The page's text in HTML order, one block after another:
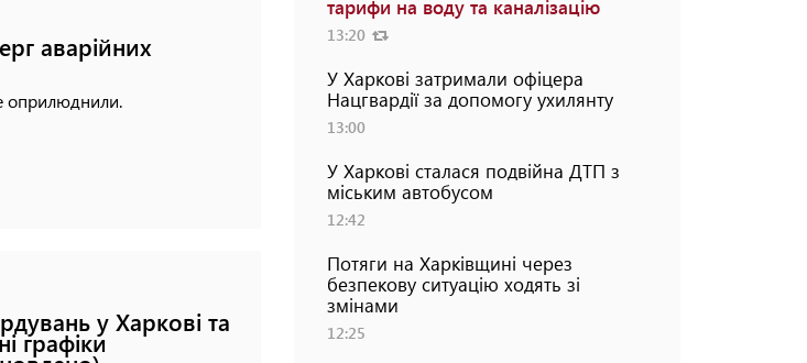
аварійних
оприлюднили.
у Харкові та
графіки
тарифи на воду та каналізацію
13:20
У Харкові затримали офіцера
Нацгвардії за допомогу ухилянту
13:00
У Харкові сталася подвійна ДТП з
міським автобусом
12:42
Потяги на Харківщині через
безпекову ситуацію ходять зі
змінами
12:25